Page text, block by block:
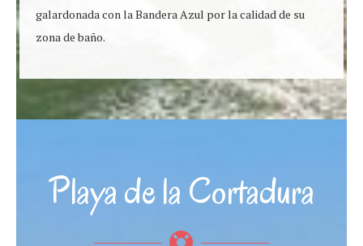
galardonada con la Bandera Azul por la calidad de su
zona de baño.
Playa de la Cortadura